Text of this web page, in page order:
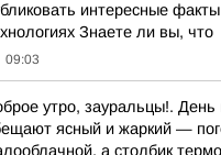
интересные
Знаете ли вы, что
09:03
утро, зауральцы!. День
ясный и жаркий —
а столбик